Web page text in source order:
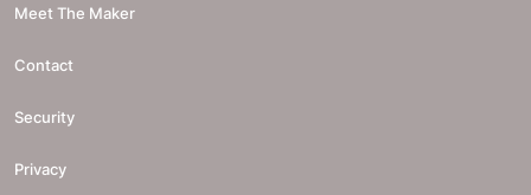
Meet The Maker
Contact
Security
Privacy